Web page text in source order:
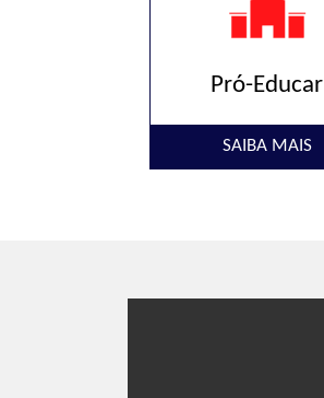
Pró-Educar
SAIBA MAIS